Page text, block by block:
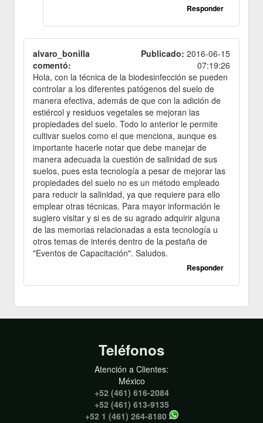
Responder
alvaro_bonilla
comentó:
Publicado: 2016-06-15
07:19:26
Hola, con la técnica de la biodesinfección se pueden
controlar a los diferentes patógenos del suelo de
manera efectiva, además de que con la adición de
estiércol y residuos vegetales se mejoran las
propiedades del suelo. Todo lo anterior le permite
cultivar suelos como el que menciona, aunque es
importante hacerle notar que debe manejar de
manera adecuada la cuestión de salinidad de sus
suelos, pues esta tecnología a pesar de mejorar las
propiedades del suelo no es un método empleado
para reducir la salinidad, ya que requiere para ello
emplear otras técnicas. Para mayor información le
sugiero visitar y si es de su agrado adquirir alguna
de las memorias relacionadas a esta tecnología u
otros temas de interés dentro de la pestaña de
"Eventos de Capacitación". Saludos.
Responder
Teléfonos
Atención a Clientes:
México
+52 (461) 616-2084
+52 (461) 613-9135
+52 1 (461) 264-8180